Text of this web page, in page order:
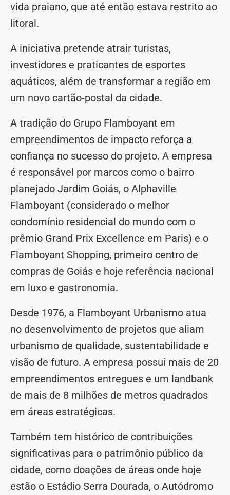
vida praiano, que até então estava restrito ao
litoral.
A iniciativa pretende atrair turistas,
investidores e praticantes de esportes
aquáticos, além de transformar a região em
um novo cartão-postal da cidade.
A tradição do Grupo Flamboyant em
empreendimentos de impacto reforça a
confiança no sucesso do projeto. A empresa
é responsável por marcos como o bairro
planejado Jardim Goiás, o Alphaville
Flamboyant (considerado o melhor
condomínio residencial do mundo com o
prêmio Grand Prix Excellence em Paris) e o
Flamboyant Shopping, primeiro centro de
compras de Goiás e hoje referência nacional
em luxo e gastronomia.
Desde 1976, a Flamboyant Urbanismo atua
no desenvolvimento de projetos que aliam
urbanismo de qualidade, sustentabilidade e
visão de futuro. A empresa possui mais de 20
empreendimentos entregues e um landbank
de mais de 8 milhões de metros quadrados
em áreas estratégicas.
Também tem histórico de contribuições
significativas para o patrimônio público da
cidade, como doações de áreas onde hoje
estão o Estádio Serra Dourada, o Autódromo